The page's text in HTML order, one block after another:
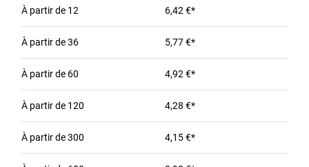
À partir de 12 6,42 €*
À partir de36 5,77 €*
À partir de 60 4,92 €*
À partir de 120 4,28 €*
À partir de300 4,15 €*